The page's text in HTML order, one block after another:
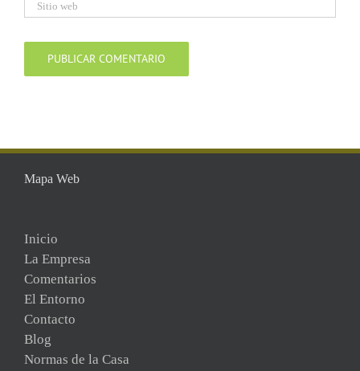
Mapa Web
Inicio
La Empresa
Comentarios
El Entorno
Contacto
Blog
Normas de la Casa